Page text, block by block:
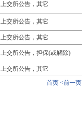
上交所公告，其它
上交所公告，其它
上交所公告，其它
上交所公告，担保(或解除)
上交所公告，其它
首页 <前一页